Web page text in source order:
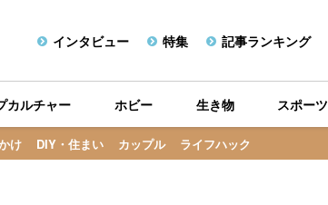
インタビュー 特集 記事ランキング
け DIY・住まい カップル ライフハック
カルチャー ホビー 生き物 スポーツ